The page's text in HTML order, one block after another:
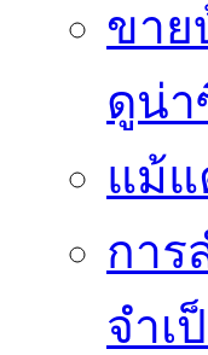
ขาย
ดูน่
แม้แ
การ
จำเ